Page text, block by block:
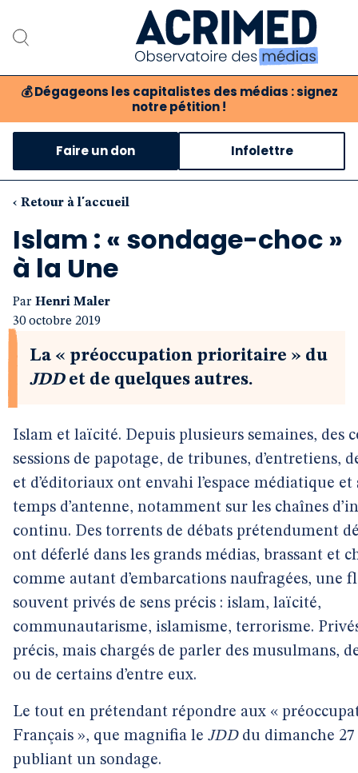
💰 Dégageons les capitalistes des médias : signez
notre pétition !
Notre association
Notre critique des médias
Notre revue
Faire un don Infolettre
‹ Retour à l'accueil
Islam : « sondage-choc »
à la Une
Par Henri Maler
30 octobre 2019
La « préoccupation prioritaire » du
JDDet de quelques autres.
Islam et laïcité. Depuis plusieurs semaines, des
sessions de papotage, de tribunes, d’entretiens,
et d’éditoriaux ont envahi l’espace médiatique et
temps d’antenne, notamment sur les chaînes
continu. Des torrents de débats prétendument
ont déferlé dans les grands médias, brassant et
comme autant d’embarcations naufragées, une
souvent privés de sens précis : islam, laïcité,
communautarisme, islamisme, terrorisme.
précis, mais chargés de parler des musulmans,
ou de certains d’entre eux.
Le tout en prétendant répondre aux «
Français », que magnifia le JDDdu dimanche 27
publiant un sondage.